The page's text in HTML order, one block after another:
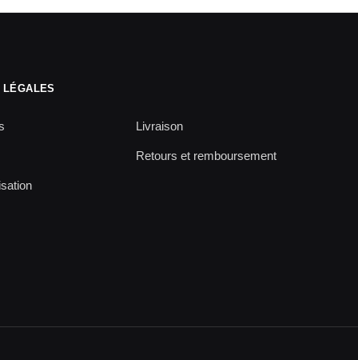
LÉGALES
Livraison
Retours et remboursement